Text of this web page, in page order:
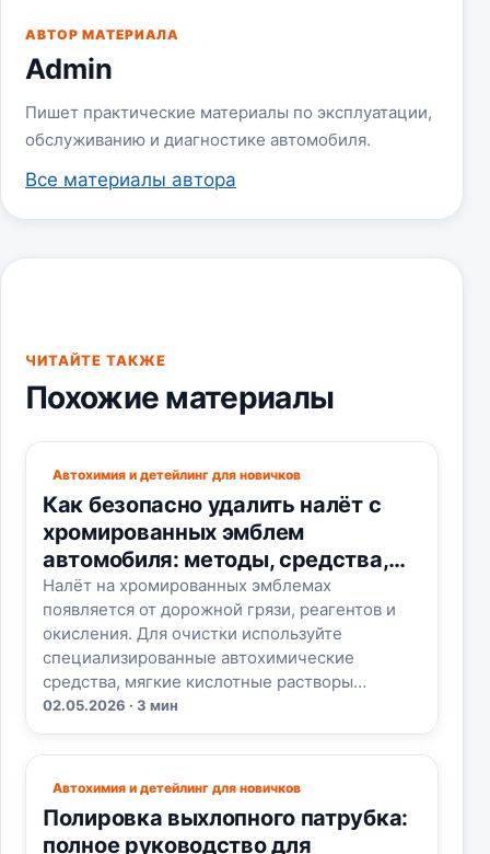
АВТОР МАТЕРИАЛА
Admin
Пишет практические материалы по эксплуатации,
обслуживанию и диагностике автомобиля.
Все материалы автора
ЧИТАЙТЕ ТАКЖЕ
Похожие материалы
Автохимия и детейлинг для новичков
Как безопасно удалить налёт с
хромированных эмблем
автомобиля: методы, средства,
ошибки
Налёт на хромированных эмблемах
появляется от дорожной грязи, реагентов и
окисления. Для очистки используйте
специализированные автохимические
средства, мягкие кислотные растворы…
02.05.2026 · 3 мин
Автохимия и детейлинг для новичков
Полировка выхлопного патрубка:
полное руководство для